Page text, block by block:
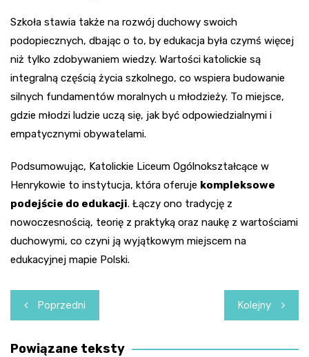
Szkoła stawia także na rozwój duchowy swoich
podopiecznych, dbając o to, by edukacja była czymś więcej
niż tylko zdobywaniem wiedzy. Wartości katolickie są
integralną częścią życia szkolnego, co wspiera budowanie
silnych fundamentów moralnych u młodzieży. To miejsce,
gdzie młodzi ludzie uczą się, jak być odpowiedzialnymi i
empatycznymi obywatelami.
Podsumowując, Katolickie Liceum Ogólnokształcące w
Henrykowie to instytucja, która oferuje kompleksowe
podejście do edukacji. Łączy ono tradycję z
nowoczesnością, teorię z praktyką oraz naukę z wartościami
duchowymi, co czyni ją wyjątkowym miejscem na
edukacyjnej mapie Polski.
Nawigacja
wpisu
Poprzedni Kolejny
Powiązane teksty